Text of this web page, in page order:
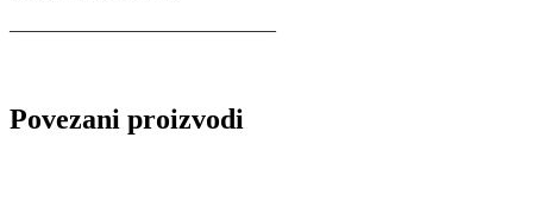
——————————————
Povezani proizvodi